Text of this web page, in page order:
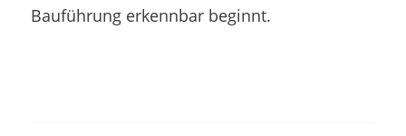
Bauführung erkennbar beginnt.